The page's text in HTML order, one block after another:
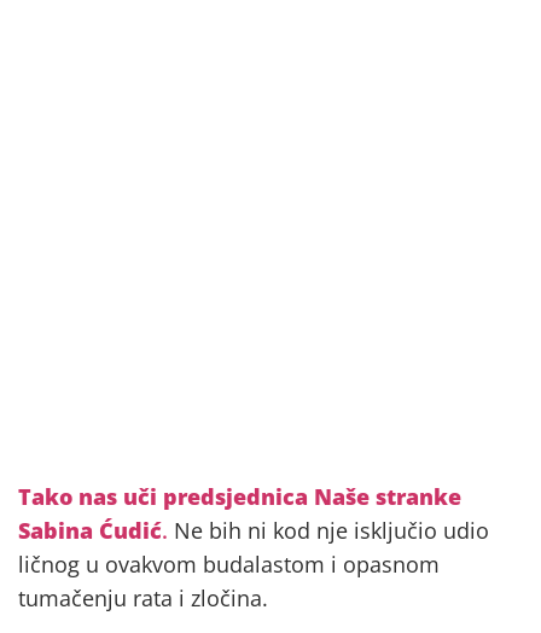
Tako nas uči predsjednica Naše stranke
Sabina Ćudić. Ne bih ni kod nje isključio udio
ličnog u ovakvom budalastom i opasnom
tumačenju rata i zločina.